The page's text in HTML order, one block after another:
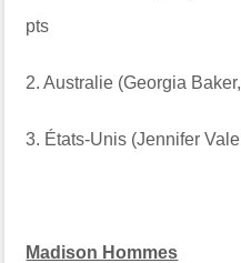
pts
2. Australie (Georgia
3. États-Unis (Jennifer
Madison Hommes